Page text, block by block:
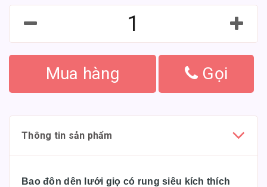
Mua hàng Gọi
Thông tin sản phẩm
Bao đôn dên lưới giọ có rung siêu kích thích